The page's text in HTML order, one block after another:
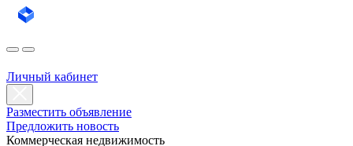
Личный кабинет
Разместить объявление
Предложить новость
Коммерческая недвижимость